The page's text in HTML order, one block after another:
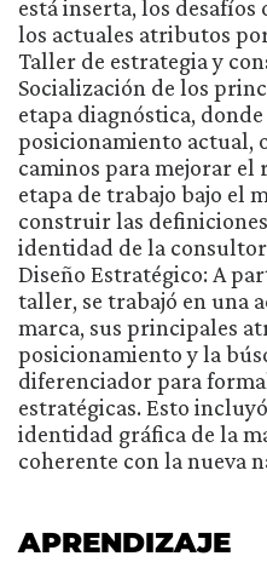
está inserta, los
los actuales atributos
Taller de estrategia y
Socialización de los
etapa diagnóstica,
posicionamiento actual,
caminos para mejorar el
etapa de trabajo bajo el
construir las
identidad de la
Diseño Estratégico: A
taller, se trabajó en una
marca, sus principales
posicionamiento y la
diferenciador para
estratégicas. Esto
identidad gráfica de la
coherente con la nueva
APRENDIZAJE